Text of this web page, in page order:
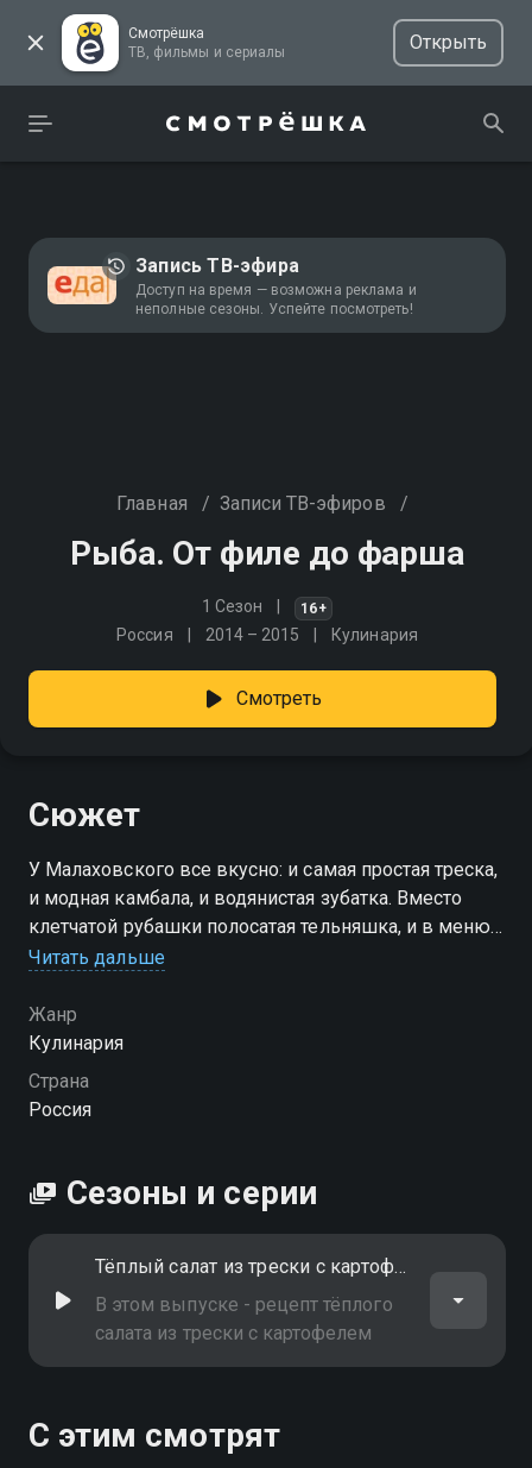
Смотрёшка
ТВ, фильмы и сериалы
Открыть
Запись ТВ-эфира
Доступ на время — возможна реклама и
неполные сезоны. Успейте посмотреть!
Главная / Записи ТВ-эфиров /
Рыба. От филе до фарша
1 Сезон 16+
Россия 2014 – 2015 Кулинария
Смотреть
Сюжет
У Малаховского все вкусно: и самая простая треска,
и модная камбала, и водянистая зубатка. Вместо
клетчатой рубашки полосатая тельняшка, и в меню
вся палитра рыбных блюд: салаты, супы, пироги,
Читать дальше
Жанр
Кулинария
Страна
Россия
Сезоны и серии
Тёплый салат из трески с картофелем
В этом выпуске - рецепт тёплого
салата из трески с картофелем
С этим смотрят